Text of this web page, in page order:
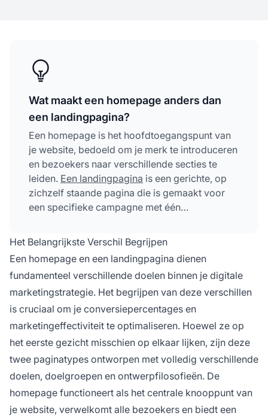
Wat maakt een homepage anders dan
een landingpagina?
Een homepage is het hoofdtoegangspunt van
je website, bedoeld om je merk te introduceren
en bezoekers naar verschillende secties te
leiden. Een landingpagina is een gerichte, op
zichzelf staande pagina die is gemaakt voor
een specifieke campagne met één
Het Belangrijkste Verschil Begrijpen
Een homepage en een landingpagina dienen
fundamenteel verschillende doelen binnen je digitale
marketingstrategie. Het begrijpen van deze verschillen
is cruciaal om je conversiepercentages en
marketingeffectiviteit te optimaliseren. Hoewel ze op
het eerste gezicht misschien op elkaar lijken, zijn deze
twee paginatypes ontworpen met volledig verschillende
doelen, doelgroepen en ontwerpfilosofieën. De
homepage functioneert als het centrale knooppunt van
je website, verwelkomt alle bezoekers en biedt een